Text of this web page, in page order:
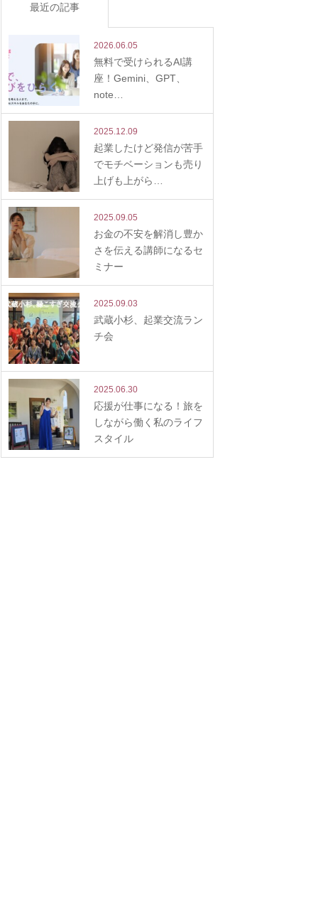
最近の記事
2026.06.05
無料で受けられるAI講
座！Gemini、GPT、
note…
2025.12.09
起業したけど発信が苦手
でモチベーションも売り
上げも上がら…
2025.09.05
お金の不安を解消し豊か
さを伝える講師になるセ
ミナー
2025.09.03
武蔵小杉、起業交流ラン
チ会
2025.06.30
応援が仕事になる！旅を
しながら働く私のライフ
スタイル